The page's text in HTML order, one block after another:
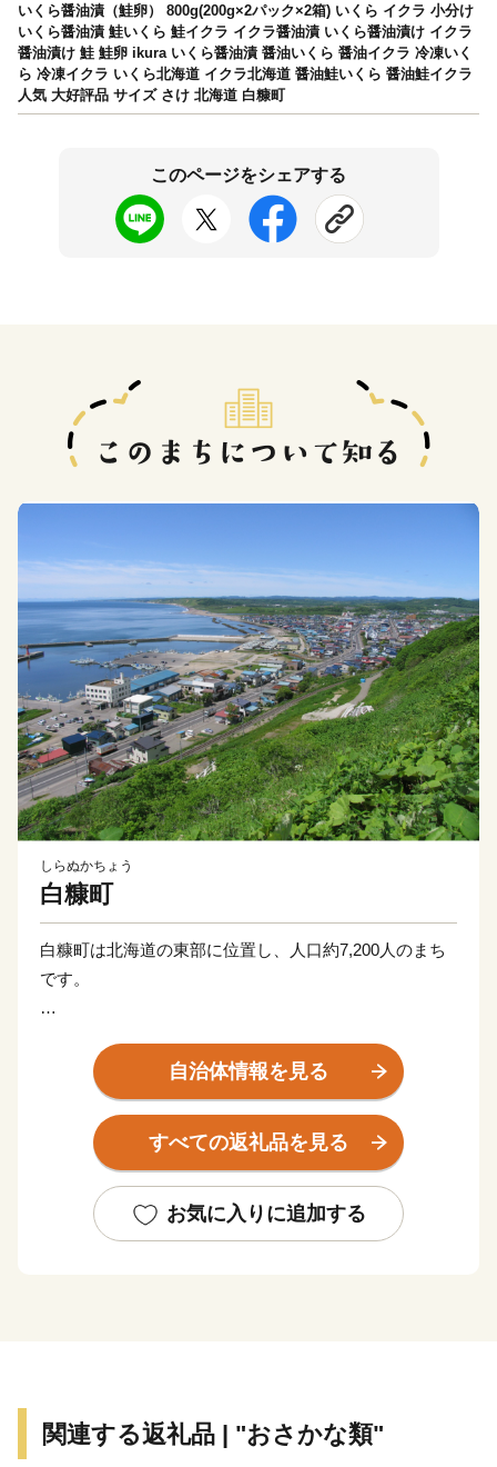
いくら醤油漬（鮭卵） 800g(200g×2パック×2箱) いくら イクラ 小分け
いくら醤油漬 鮭いくら 鮭イクラ イクラ醤油漬 いくら醤油漬け イクラ
醤油漬け 鮭 鮭卵 ikura いくら醤油漬 醤油いくら 醤油イクラ 冷凍いく
ら 冷凍イクラ いくら北海道 イクラ北海道 醤油鮭いくら 醤油鮭イクラ
人気 大好評品 サイズ さけ 北海道 白糠町
このページをシェアする
しらぬかちょう
白糠町
白糠町は北海道の東部に位置し、人口約7,200人のまち
です。
り、１年を通じて様々な海産物が獲れるもので、特にし
しゃもや毛がに、柳だこ、鮭、つぶ貝は築地市場を始め
とし全国から引き合いがあります。
恵まれた漁場にある本町は水産物だけでも十分すぎるく
しそを使った焼酎と言えば今や全国区の『しそ焼酎鍛高
ら、ふるさと納税を通じまして本町のまちづくりを応援
自治体情報を見る
すべての返礼品を見る
お気に入りに追加する
関連する返礼品 | "おさかな類"